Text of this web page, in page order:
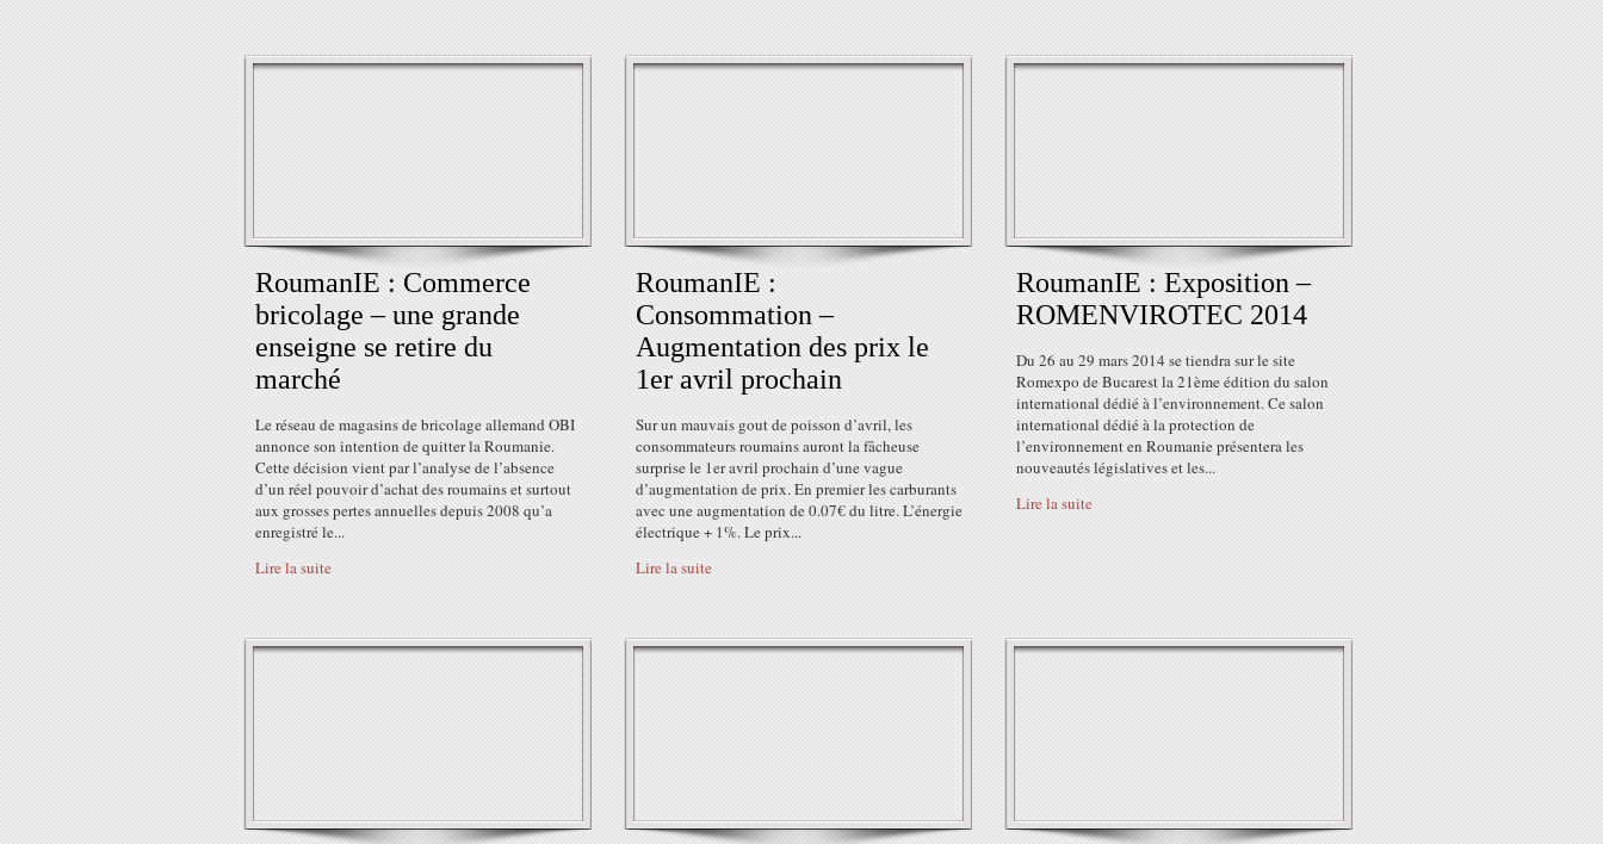
RoumanIE : Commerce
bricolage – une grande
enseigne se retire du
marché
Le réseau de magasins de bricolage allemand OBI
annonce son intention de quitter la Roumanie.
Cette décision vient par l’analyse de l’absence
d’un réel pouvoir d’achat des roumains et surtout
aux grosses pertes annuelles depuis 2008 qu’a
enregistré le...
Lire la suite
RoumanIE :
Consommation –
Augmentation des prix le
1er avril prochain
Sur un mauvais gout de poisson d’avril, les
consommateurs roumains auront la fâcheuse
surprise le 1er avril prochain d’une vague
d’augmentation de prix. En premier les carburants
avec une augmentation de 0.07€ du litre. L’énergie
électrique + 1%. Le prix...
Lire la suite
RoumanIE : Exposition –
ROMENVIROTEC 2014
Du 26 au 29 mars 2014 se tiendra sur le site
Romexpo de Bucarest la 21ème édition du salon
international dédié à l’environnement. Ce salon
international dédié à la protection de
l’environnement en Roumanie présentera les
nouveautés législatives et les...
Lire la suite